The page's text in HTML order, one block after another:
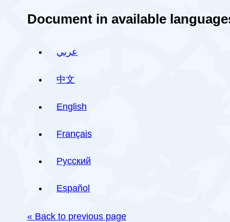
Document in available
عربي
中文
English
Français
Русский
Español
« Back to previous page